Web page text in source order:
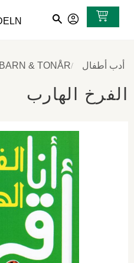
أدب أطفال BARN & TONÅR
الفرخ الهارب